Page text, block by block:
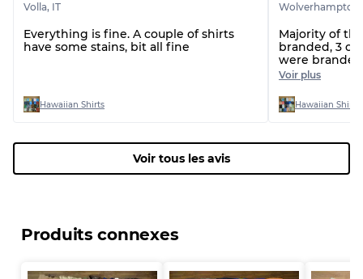
Qualité AB
70% A, 30% B
Qualité BC
60% B, 40% C
Qualité ABC
30% A, 40% B, 30% C
Volla, IT
Everything is fine. A couple of shirts
have some stains, bit all fine
Hawaiian Shirts
Wolverhampton
Majority of the shirts were non
branded, 3
were
the issue
Voir plus
Hawaiian Shirts
Voir tous les avis
Produits connexes